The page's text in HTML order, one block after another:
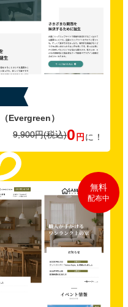
（Evergreen）
9,900円(税込)0 円 に！
無料
配布中